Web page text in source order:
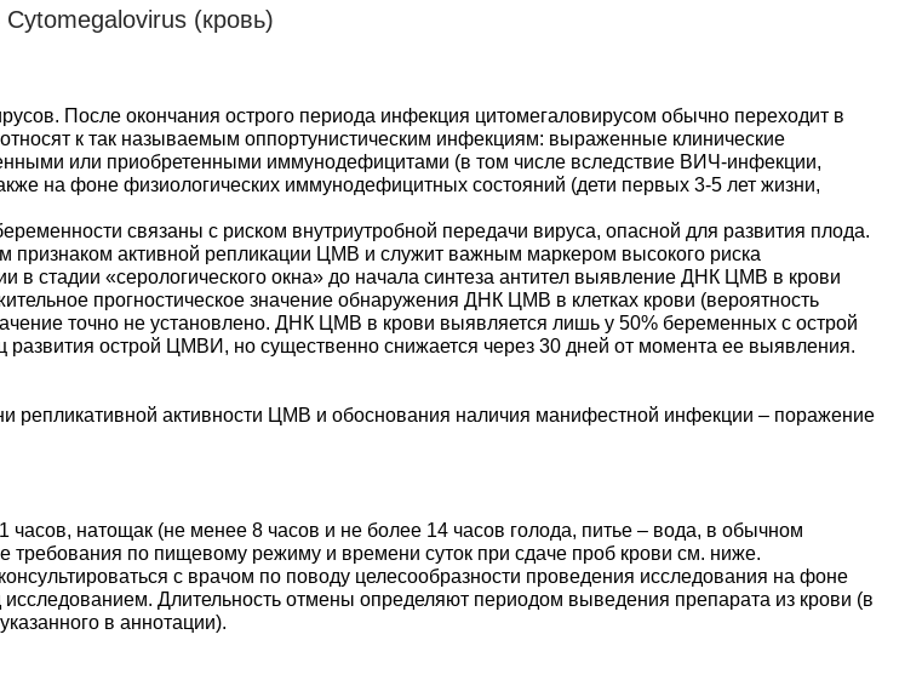
(кровь)
После окончания острого периода инфекция цитомегаловирусом обычно переходит в
к так называемым оппортунистическим инфекциям: выраженные клинические
или приобретенными иммунодефицитами (в том числе вследствие ВИЧ-инфекции,
на фоне физиологических иммунодефицитных состояний (дети первых 3-5 лет жизни,
связаны с риском внутриутробной передачи вируса, опасной для развития плода.
активной репликации ЦМВ и служит важным маркером высокого риска
стадии «серологического окна» до начала синтеза антител выявление ДНК ЦМВ в крови
прогностическое значение обнаружения ДНК ЦМВ в клетках крови (вероятность
точно не установлено. ДНК ЦМВ в крови выявляется лишь у 50% беременных с острой
острой ЦМВИ, но существенно снижается через 30 дней от момента ее выявления.
репликативной активности ЦМВ и обоснования наличия манифестной инфекции – поражение
натощак (не менее 8 часов и не более 14 часов голода, питье – вода, в обычном
по пищевому режиму и времени суток при сдаче проб крови см. ниже.
с врачом по поводу целесообразности проведения исследования на фоне
Длительность отмены определяют периодом выведения препарата из крови (в
в аннотации).